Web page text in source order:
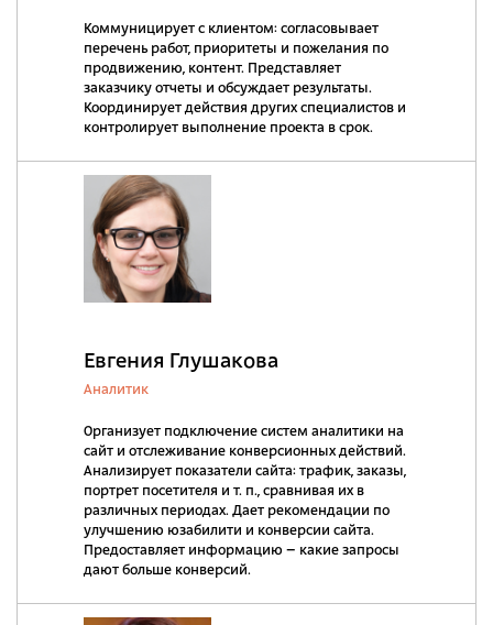
Коммуницирует с клиентом: согласовывает
перечень работ, приоритеты и пожелания по
продвижению, контент. Представляет
заказчику отчеты и обсуждает результаты.
Координирует действия других специалистов и
контролирует выполнение проекта в срок.
Евгения Глушакова
Аналитик
Организует подключение систем аналитики на
сайт и отслеживание конверсионных действий.
Анализирует показатели сайта: трафик, заказы,
портрет посетителя и т. п., сравнивая их в
различных периодах. Дает рекомендации по
улучшению юзабилити и конверсии сайта.
Предоставляет информацию – какие запросы
дают больше конверсий.